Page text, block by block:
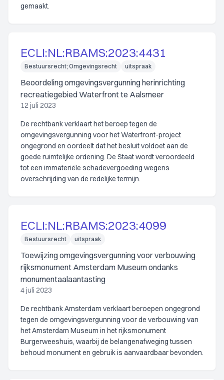
gemaakt.
ECLI:NL:RBAMS:2023:4431
Bestuursrecht; Omgevingsrecht uitspraak
Beoordeling omgevingsvergunning herinrichting
recreatiegebied Waterfront te Aalsmeer
12 juli 2023
De rechtbank verklaart het beroep tegen de
omgevingsvergunning voor het Waterfront-project
ongegrond en oordeelt dat het besluit voldoet aan de
goede ruimtelijke ordening. De Staat wordt veroordeeld
tot een immateriële schadevergoeding wegens
overschrijding van de redelijke termijn.
ECLI:NL:RBAMS:2023:4099
Bestuursrecht uitspraak
Toewijzing omgevingsvergunning voor verbouwing
rijksmonument Amsterdam Museum ondanks
monumentaalaantasting
4 juli 2023
De rechtbank Amsterdam verklaart beroepen ongegrond
tegen de omgevingsvergunning voor de verbouwing van
het Amsterdam Museum in het rijksmonument
Burgerweeshuis, waarbij de belangenafweging tussen
behoud monument en gebruik is aanvaardbaar bevonden.